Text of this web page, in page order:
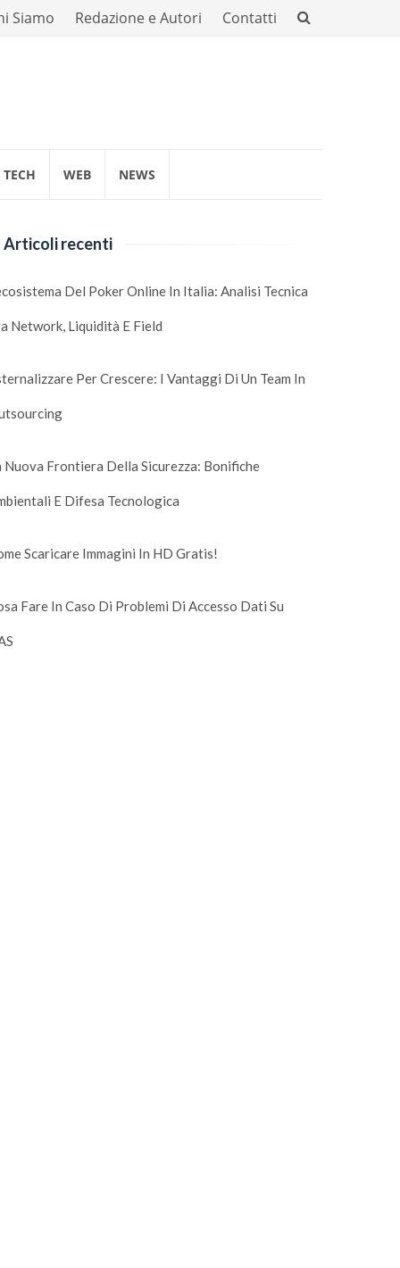
Siamo Redazione e Autori Contatti
TECH WEB NEWS
Articoli recenti
Del Poker Online In Italia: Analisi Tecnica
Network, Liquidità E Field
Per Crescere: I Vantaggi Di Un Team In
Nuova Frontiera Della Sicurezza: Bonifiche
E Difesa Tecnologica
Scaricare Immagini In HD Gratis!
Fare In Caso Di Problemi Di Accesso Dati Su